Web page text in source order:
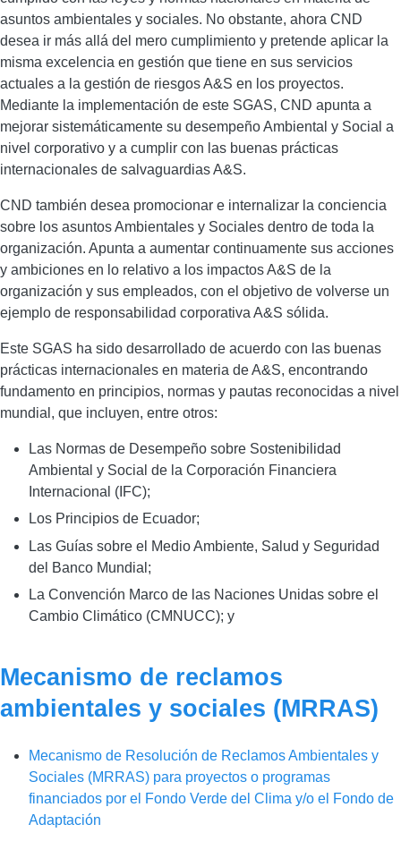
asuntos ambientales y sociales. No obstante, ahora CND
desea ir más allá del mero cumplimiento y pretende aplicar la
misma excelencia en gestión que tiene en sus servicios
actuales a la gestión de riesgos A&S en los proyectos.
Mediante la implementación de este SGAS, CND apunta a
mejorar sistemáticamente su desempeño Ambiental y Social a
nivel corporativo y a cumplir con las buenas prácticas
internacionales de salvaguardias A&S.
CND también desea promocionar e internalizar la conciencia
sobre los asuntos Ambientales y Sociales dentro de toda la
organización. Apunta a aumentar continuamente sus acciones
y ambiciones en lo relativo a los impactos A&S de la
organización y sus empleados, con el objetivo de volverse un
ejemplo de responsabilidad corporativa A&S sólida.
Este SGAS ha sido desarrollado de acuerdo con las buenas
prácticas internacionales en materia de A&S, encontrando
fundamento en principios, normas y pautas reconocidas a nivel
mundial, que incluyen, entre otros:
Las Normas de Desempeño sobre Sostenibilidad
Ambiental y Social de la Corporación Financiera
Internacional (IFC);
Los Principios de Ecuador;
Las Guías sobre el Medio Ambiente, Salud y Seguridad
del Banco Mundial;
La Convención Marco de las Naciones Unidas sobre el
Cambio Climático (CMNUCC); y
Título
Mecanismo de reclamos
ambientales y sociales (MRRAS)
Descripción
Mecanismo de Resolución de Reclamos Ambientales y
Sociales (MRRAS) para proyectos o programas
financiados por el Fondo Verde del Clima y/o el Fondo de
Adaptación